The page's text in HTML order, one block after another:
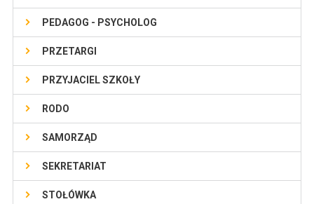
PEDAGOG - PSYCHOLOG
PRZETARGI
PRZYJACIEL SZKOŁY
RODO
SAMORZĄD
SEKRETARIAT
STOŁÓWKA